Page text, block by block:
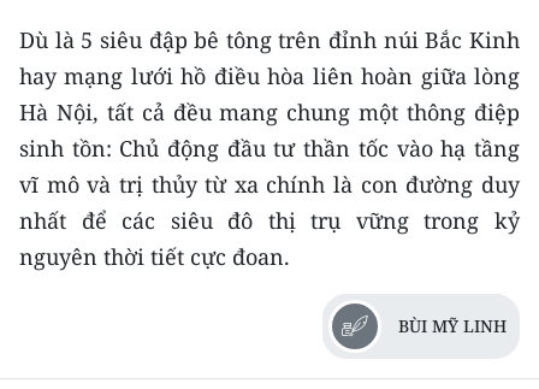
Media Kinh tế
Media Văn hóa
Media Xã hội
Media Pháp luật
Dù là 5 siêu đập bê tông trên đỉnh núi Bắc Kinh
hay mạng lưới hồ điều hòa liên hoàn giữa lòng
Hà Nội, tất cả đều mang chung một thông điệp
sinh tồn: Chủ động đầu tư thần tốc vào hạ tầng
vĩ mô và trị thủy từ xa chính là con đường duy
nhất để các siêu đô thị trụ vững trong kỷ
nguyên thời tiết cực đoan.
BÙI MỸ LINH